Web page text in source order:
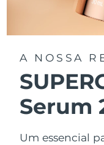
A NOSSA
Serum
Um essencial